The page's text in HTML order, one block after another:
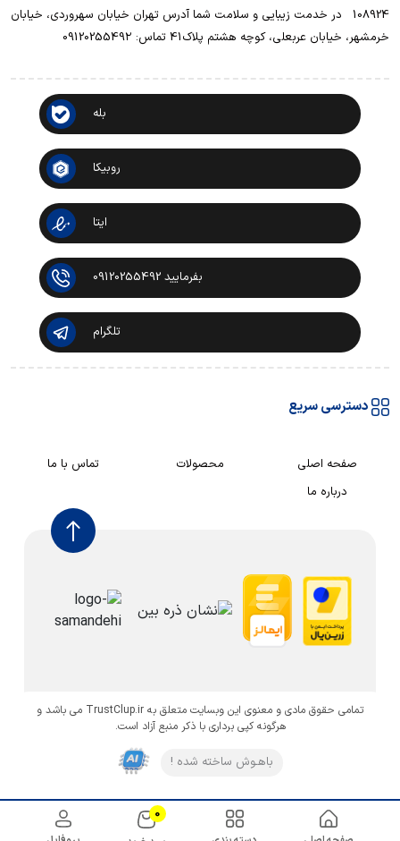
0
108924 ‌ ‌ در خدمت زیبایی و سلامت شما آدرس تهران خیابان سهروردی، خیابان
خرمشهر، خیابان عربعلی، کوچه هشتم پلاک41 تماس: 0912025549۲
بله
روبیکا
ایتا
بفرمایید 09120255492
تلگرام
دسترسی سریع
صفحه اصلی محصولات
تماس با ما
درباره ما
تمامی حقوق مادی و معنوی این وبسایت متعلق به TrustClup.ir می باشد و
هرگونه کپی برداری با ذکر منبع آزاد است.
باهـوش ساخته شده !